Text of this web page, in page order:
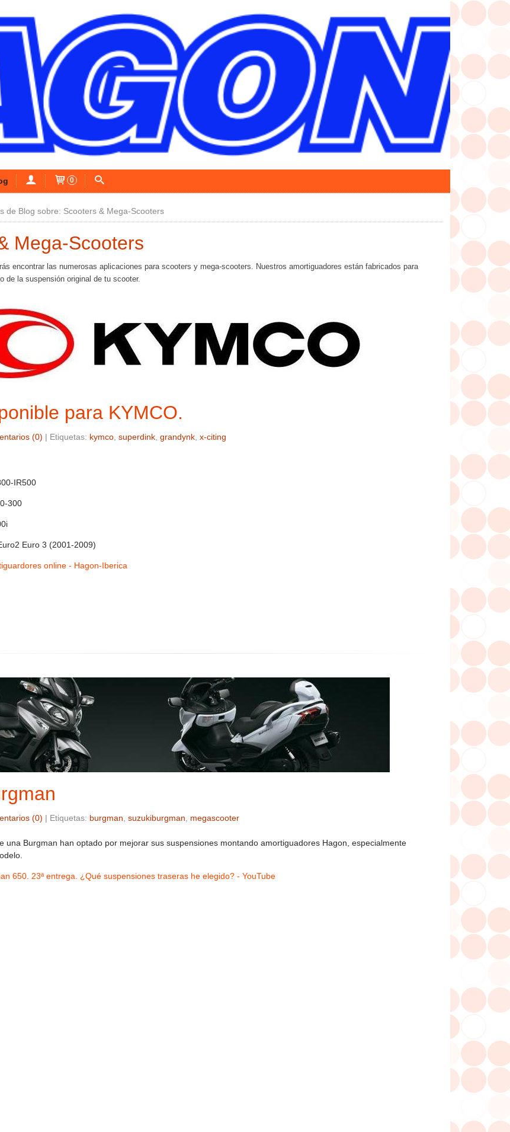
0
de Blog sobre: Scooters & Mega-Scooters
Mega-Scooters
encontrar las numerosas aplicaciones para scooters y mega-scooters. Nuestros amortiguadores están fabricados para
de la suspensión original de tu scooter.
para KYMCO.
(0) | Etiquetas: kymco, superdink, grandynk, x-citing
IR500
300
Euro 3 (2001-2009)
online - Hagon-Iberica
(0) | Etiquetas: burgman, suzukiburgman, megascooter
una Burgman han optado por mejorar sus suspensiones montando amortiguadores Hagon, especialmente
650. 23ª entrega. ¿Qué suspensiones traseras he elegido? - YouTube